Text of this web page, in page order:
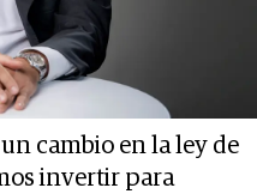
cambio en la ley de
invertir para